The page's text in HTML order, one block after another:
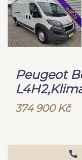
Peugeot
374 900 Kč